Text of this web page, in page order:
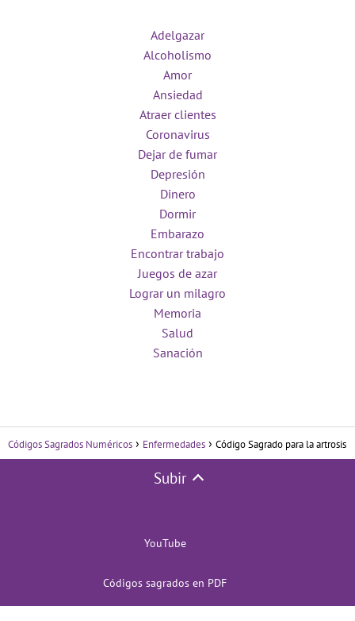
Adelgazar
Alcoholismo
Amor
Ansiedad
Atraer clientes
Coronavirus
Dejar de fumar
Depresión
Dinero
Dormir
Embarazo
Encontrar trabajo
Juegos de azar
Lograr un milagro
Memoria
Salud
Sanación
Códigos Sagrados Numéricos Enfermedades Código Sagrado para la artrosis
Subir
YouTube
Códigos sagrados en PDF